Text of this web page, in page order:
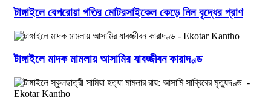
টাঙ্গাইলে বেপরোয়া গতির মোটরসাইকেল কেড়ে নিল বৃদ্ধের প্রাণ
টাঙ্গাইলে মাদক মামলায় আসামির যাবজ্জীবন কারাদণ্ড